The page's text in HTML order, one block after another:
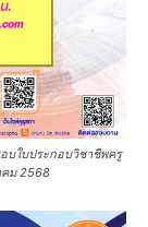
บใบประกอบวิชาชีพครู
คม 2568